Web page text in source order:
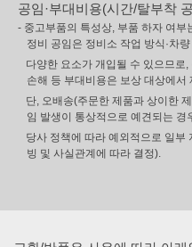
공임·부대비용(시간/탈부착
- 중고부품의 특성상, 부품 하자 여
정비 공임은 정비소 작업 방식·차
다양한 요소가 개입될 수 있으므로
손해 등 부대비용은 보상 대상에서
단, 오배송(주문한 제품과 상이한
임 발생이 통상적으로 예견되는 경
당사 정책에 따라 예외적으로 일부
빙 및 사실관계에 따라 결정).